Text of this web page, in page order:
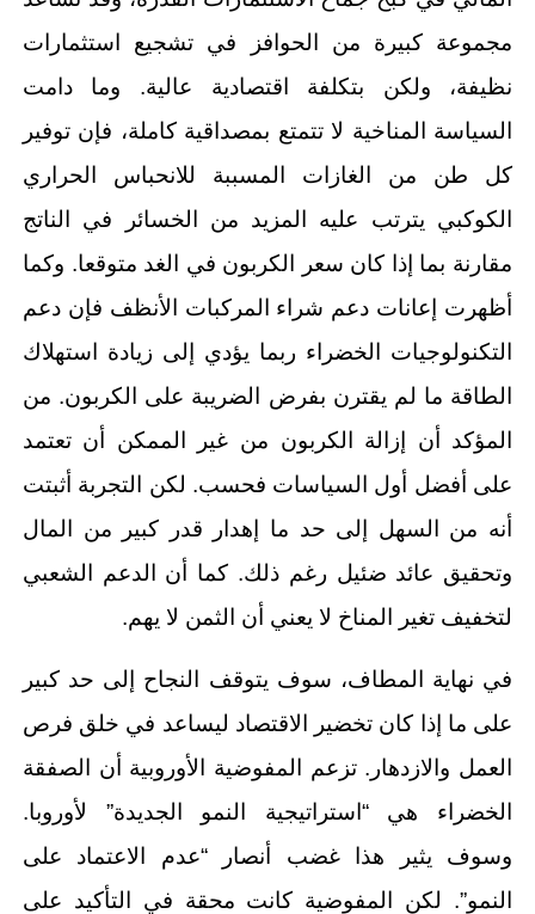
مجموعة كبيرة من الحوافز في تشجيع استثمارات
نظيفة، ولكن بتكلفة اقتصادية عالية. وما دامت
السياسة المناخية لا تتمتع بمصداقية كاملة، فإن توفير
كل طن من الغازات المسببة للانحباس الحراري
الكوكبي يترتب عليه المزيد من الخسائر في الناتج
مقارنة بما إذا كان سعر الكربون في الغد متوقعا. وكما
أظهرت إعانات دعم شراء المركبات الأنظف فإن دعم
التكنولوجيات الخضراء ربما يؤدي إلى زيادة استهلاك
الطاقة ما لم يقترن بفرض الضريبة على الكربون. من
المؤكد أن إزالة الكربون من غير الممكن أن تعتمد
على أفضل أول السياسات فحسب. لكن التجربة أثبتت
أنه من السهل إلى حد ما إهدار قدر كبير من المال
وتحقيق عائد ضئيل رغم ذلك. كما أن الدعم الشعبي
لتخفيف تغير المناخ لا يعني أن الثمن لا يهم.
في نهاية المطاف، سوف يتوقف النجاح إلى حد كبير
على ما إذا كان تخضير الاقتصاد ليساعد في خلق فرص
العمل والازدهار. تزعم المفوضية الأوروبية أن الصفقة
الخضراء هي “استراتيجية النمو الجديدة” لأوروبا.
وسوف يثير هذا غضب أنصار “عدم الاعتماد على
النمو”. لكن المفوضية كانت محقة في التأكيد على